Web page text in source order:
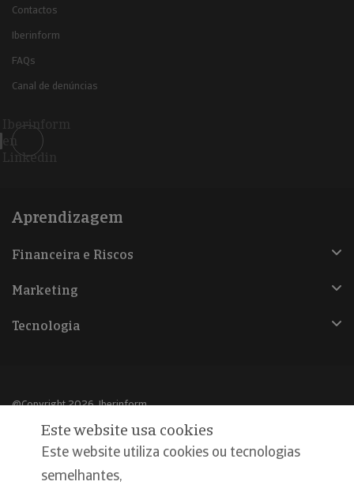
Contactos
Iberinform
FAQs
Canal de denúncias
Iberinform
en
Linkedin
Aprendizagem
Financeira e Riscos
Marketing
Tecnologia
@Copyright 2026, Iberinform
Política de cookies
Este website usa cookies
Este website utiliza cookies ou tecnologias
semelhantes,